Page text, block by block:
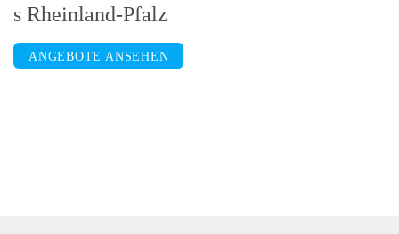
Rheinland-Pfalz
ANGEBOTE ANSEHEN